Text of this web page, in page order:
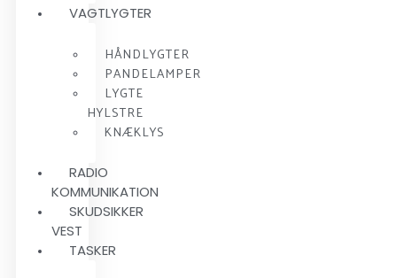
VAGTLYGTER
HÅNDLYGTER
PANDELAMPER
LYGTE
HYLSTRE
KNÆKLYS
RADIO
KOMMUNIKATION
SKUDSIKKER
VEST
TASKER